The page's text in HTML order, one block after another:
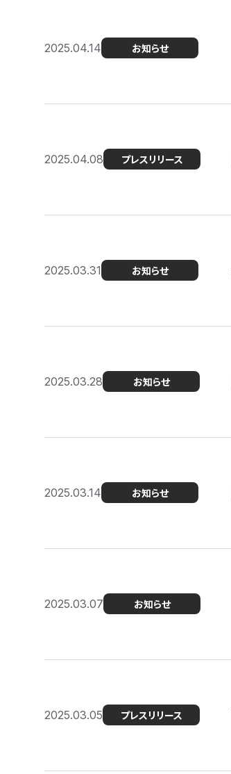
2025.04.14 お知らせ
2025.04.08 プレスリリース
2025.03.31 お知らせ
2025.03.28 お知らせ
2025.03.14 お知らせ
2025.03.07 お知らせ
2025.03.05 プレスリリース